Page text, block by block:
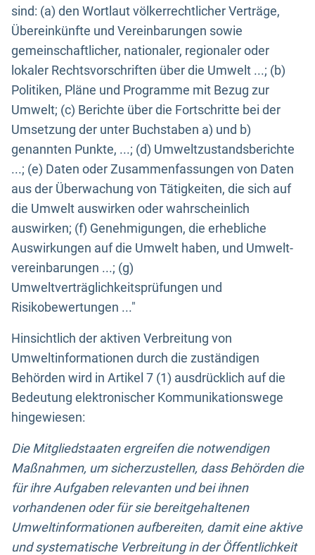
sind: (a) den Wortlaut völkerrechtlicher Verträge,
Übereinkünfte und Vereinbarungen sowie
gemeinschaftlicher, nationaler, regionaler oder
lokaler Rechtsvorschriften über die Umwelt ...; (b)
Politiken, Pläne und Programme mit Bezug zur
Umwelt; (c) Berichte über die Fortschritte bei der
Umsetzung der unter Buchstaben a) und b)
genannten Punkte, ...; (d) Umweltzustandsberichte
...; (e) Daten oder Zusammenfassungen von Daten
aus der Überwachung von Tätigkeiten, die sich auf
die Umwelt auswirken oder wahrscheinlich
auswirken; (f) Genehmigungen, die erhebliche
Auswirkungen auf die Umwelt haben, und Umwelt-
vereinbarungen ...; (g)
Umweltverträglichkeitsprüfungen und
Risikobewertungen ..."
Hinsichtlich der aktiven Verbreitung von
Umweltinformationen durch die zuständigen
Behörden wird in Artikel 7 (1) ausdrücklich auf die
Bedeutung elektronischer Kommunikationswege
hingewiesen:
Die Mitgliedstaaten ergreifen die notwendigen
Maßnahmen, um sicherzustellen, dass Behörden die
für ihre Aufgaben relevanten und bei ihnen
vorhandenen oder für sie bereitgehaltenen
Umweltinformationen aufbereiten, damit eine aktive
und systematische Verbreitung in der Öffentlichkeit